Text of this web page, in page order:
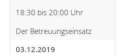
18:30 bis 20:00 Uhr
Der Betreuungseinsatz
03.12.2019